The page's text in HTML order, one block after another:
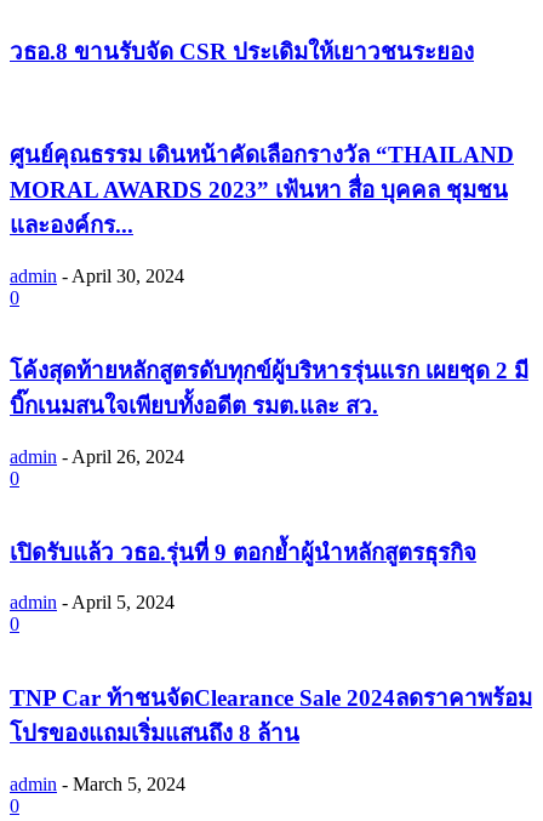
วธอ.8 ขานรับจัด CSR ประเดิมให้เยาวชนระยอง
ศูนย์คุณธรรม เดินหน้าคัดเลือกรางวัล “THAILAND
MORAL AWARDS 2023” เฟ้นหา สื่อ บุคคล ชุมชน
และองค์กร...
admin - April 30, 2024
0
โค้งสุดท้ายหลักสูตรดับทุกข์ผู้บริหารรุ่นแรก เผยชุด 2 มี
บิ๊กเนมสนใจเพียบทั้งอดีต รมต.และ สว.
admin - April 26, 2024
0
เปิดรับแล้ว วธอ.รุ่นที่ 9 ตอกย้ำผู้นำหลักสูตรธุรกิจ
admin - April 5, 2024
0
TNP Car ท้าชนจัดClearance Sale 2024ลดราคาพร้อม
โปรของแถมเริ่มแสนถึง 8 ล้าน
admin - March 5, 2024
0